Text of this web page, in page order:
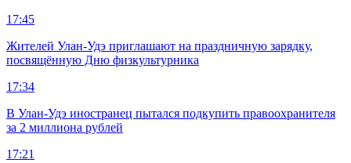
17:45
Жителей Улан-Удэ приглашают на праздничную зарядку,
посвящённую Дню физкультурника
17:34
В Улан-Удэ иностранец пытался подкупить правоохранителя
за 2 миллиона рублей
17:21